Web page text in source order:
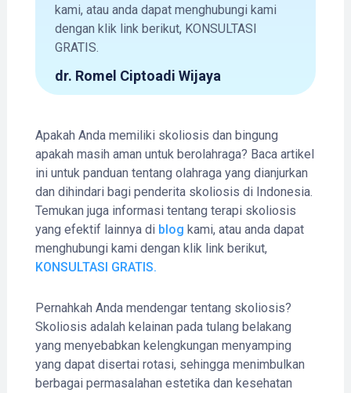
kami, atau anda dapat menghubungi kami
dengan klik link berikut, KONSULTASI
GRATIS.
dr. Romel Ciptoadi Wijaya
Apakah Anda memiliki skoliosis dan bingung
apakah masih aman untuk berolahraga? Baca artikel
ini untuk panduan tentang olahraga yang dianjurkan
dan dihindari bagi penderita skoliosis di Indonesia.
Temukan juga informasi tentang terapi skoliosis
yang efektif lainnya di blog kami, atau anda dapat
menghubungi kami dengan klik link berikut,
KONSULTASI GRATIS.
Pernahkah Anda mendengar tentang skoliosis?
Skoliosis adalah kelainan pada tulang belakang
yang menyebabkan kelengkungan menyamping
yang dapat disertai rotasi, sehingga menimbulkan
berbagai permasalahan estetika dan kesehatan